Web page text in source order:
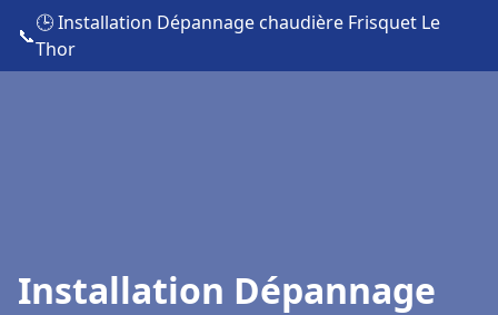
📞
🕒 Installation Dépannage chaudière Frisquet Le
Thor
Installation Dépannage